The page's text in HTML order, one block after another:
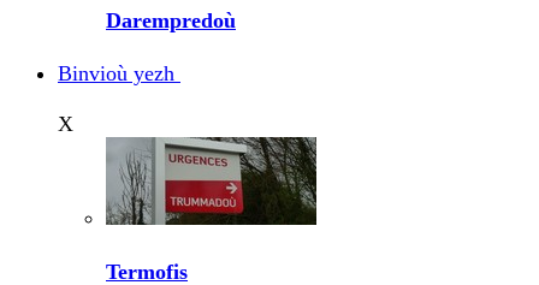
Darempredoù
Binvioù yezh
X
Termofis